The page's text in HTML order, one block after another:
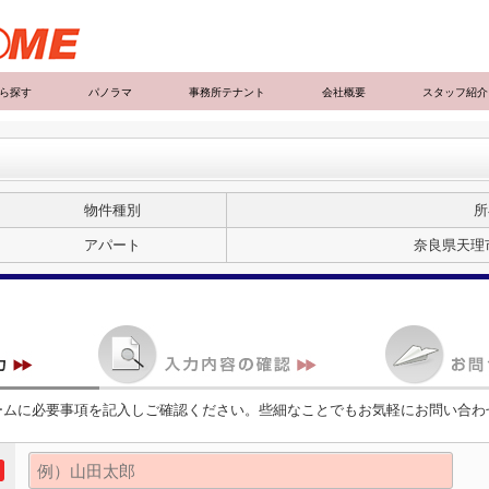
探す パノラマ 事務所テナント 会社概要 スタッフ紹介
物件種別
アパート 奈良県天理
に必要事項を記入しご確認ください。些細なことでもお気軽にお問い合